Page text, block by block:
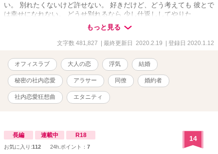
い。 別れたくないけど許せない。 好きだけど、どう考えても 彼とで
は幸せになれない。 どうせ別れるなら 少し仕返ししてやりた
い……！ これから付き合うなら 優しくて家事もできる人？ 安心して
頼れる人？ 結婚を現実的に考えられる人？ 絶対に浮気しない人？ 単
純に好きか嫌いかだけでは割りきれない、 めんどくさい大人の恋の
とろくなことないね」 「言ったら言ったで、 いろいろ邪魔くさいで
すけどね」
もっと見る
文字数 481,827 | 最終更新日 2020.2.19 | 登録日 2020.1.12
オフィスラブ 大人の恋 浮気 結婚
秘密の社内恋愛 アラサー 同僚 婚約者
社内恋愛狂想曲 エタニティ
長編 連載中 R18
お気に入り:112 24h.ポイント： 7
14